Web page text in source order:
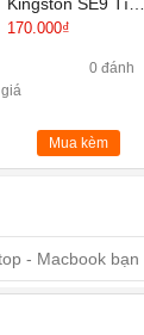
Kingston SE9 Tích
hợp Mini Windows
170.000₫
0 đánh
giá
Mua kèm